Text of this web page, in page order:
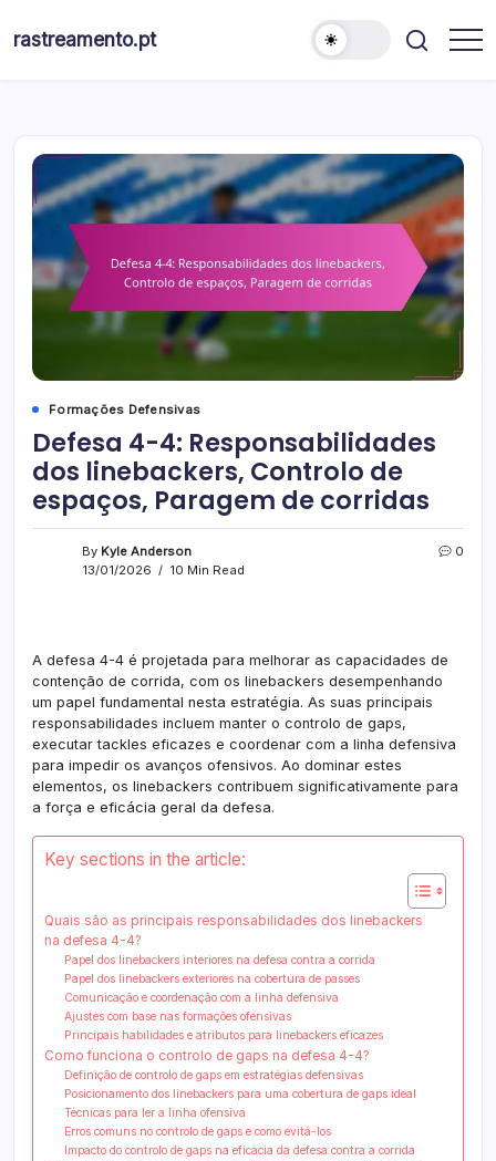
rastreamento.pt
Formações Defensivas
Defesa 4-4: Responsabilidades
dos linebackers, Controlo de
espaços, Paragem de corridas
By Kyle Anderson
13/01/2026
10 Min Read
0
A defesa 4-4 é projetada para melhorar as capacidades de
contenção de corrida, com os linebackers desempenhando
um papel fundamental nesta estratégia. As suas principais
responsabilidades incluem manter o controlo de gaps,
executar tackles eficazes e coordenar com a linha defensiva
para impedir os avanços ofensivos. Ao dominar estes
elementos, os linebackers contribuem significativamente para
a força e eficácia geral da defesa.
Key sections in the article:
Quais são as principais responsabilidades dos linebackers
na defesa 4-4?
Papel dos linebackers interiores na defesa contra a corrida
Papel dos linebackers exteriores na cobertura de passes
Comunicação e coordenação com a linha defensiva
Ajustes com base nas formações ofensivas
Principais habilidades e atributos para linebackers eficazes
Como funciona o controlo de gaps na defesa 4-4?
Definição de controlo de gaps em estratégias defensivas
Posicionamento dos linebackers para uma cobertura de gaps ideal
Técnicas para ler a linha ofensiva
Erros comuns no controlo de gaps e como evitá-los
Impacto do controlo de gaps na eficácia da defesa contra a corrida